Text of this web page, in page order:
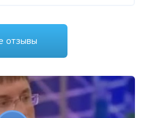
отзывы